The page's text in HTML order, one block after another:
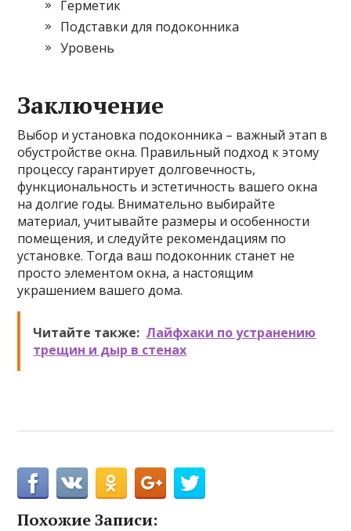
Герметик
Подставки для подоконника
Уровень
Заключение
Выбор и установка подоконника – важный этап в
обустройстве окна. Правильный подход к этому
процессу гарантирует долговечность,
функциональность и эстетичность вашего окна
на долгие годы. Внимательно выбирайте
материал, учитывайте размеры и особенности
помещения, и следуйте рекомендациям по
установке. Тогда ваш подоконник станет не
просто элементом окна, а настоящим
украшением вашего дома.
Читайте также: Лайфхаки по устранению
трещин и дыр в стенах
Похожие Записи: